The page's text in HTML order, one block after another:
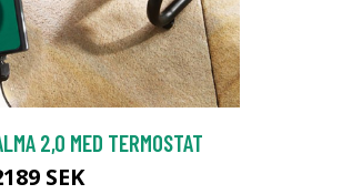
2,0 MED TERMOSTAT
SEK